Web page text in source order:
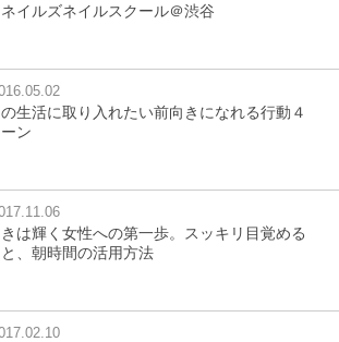
イルズネイルスクール＠渋谷
生活に取り入れたい前向きになれる行動４
ン
は輝く女性への第一歩。スッキリ目覚める
、朝時間の活用方法